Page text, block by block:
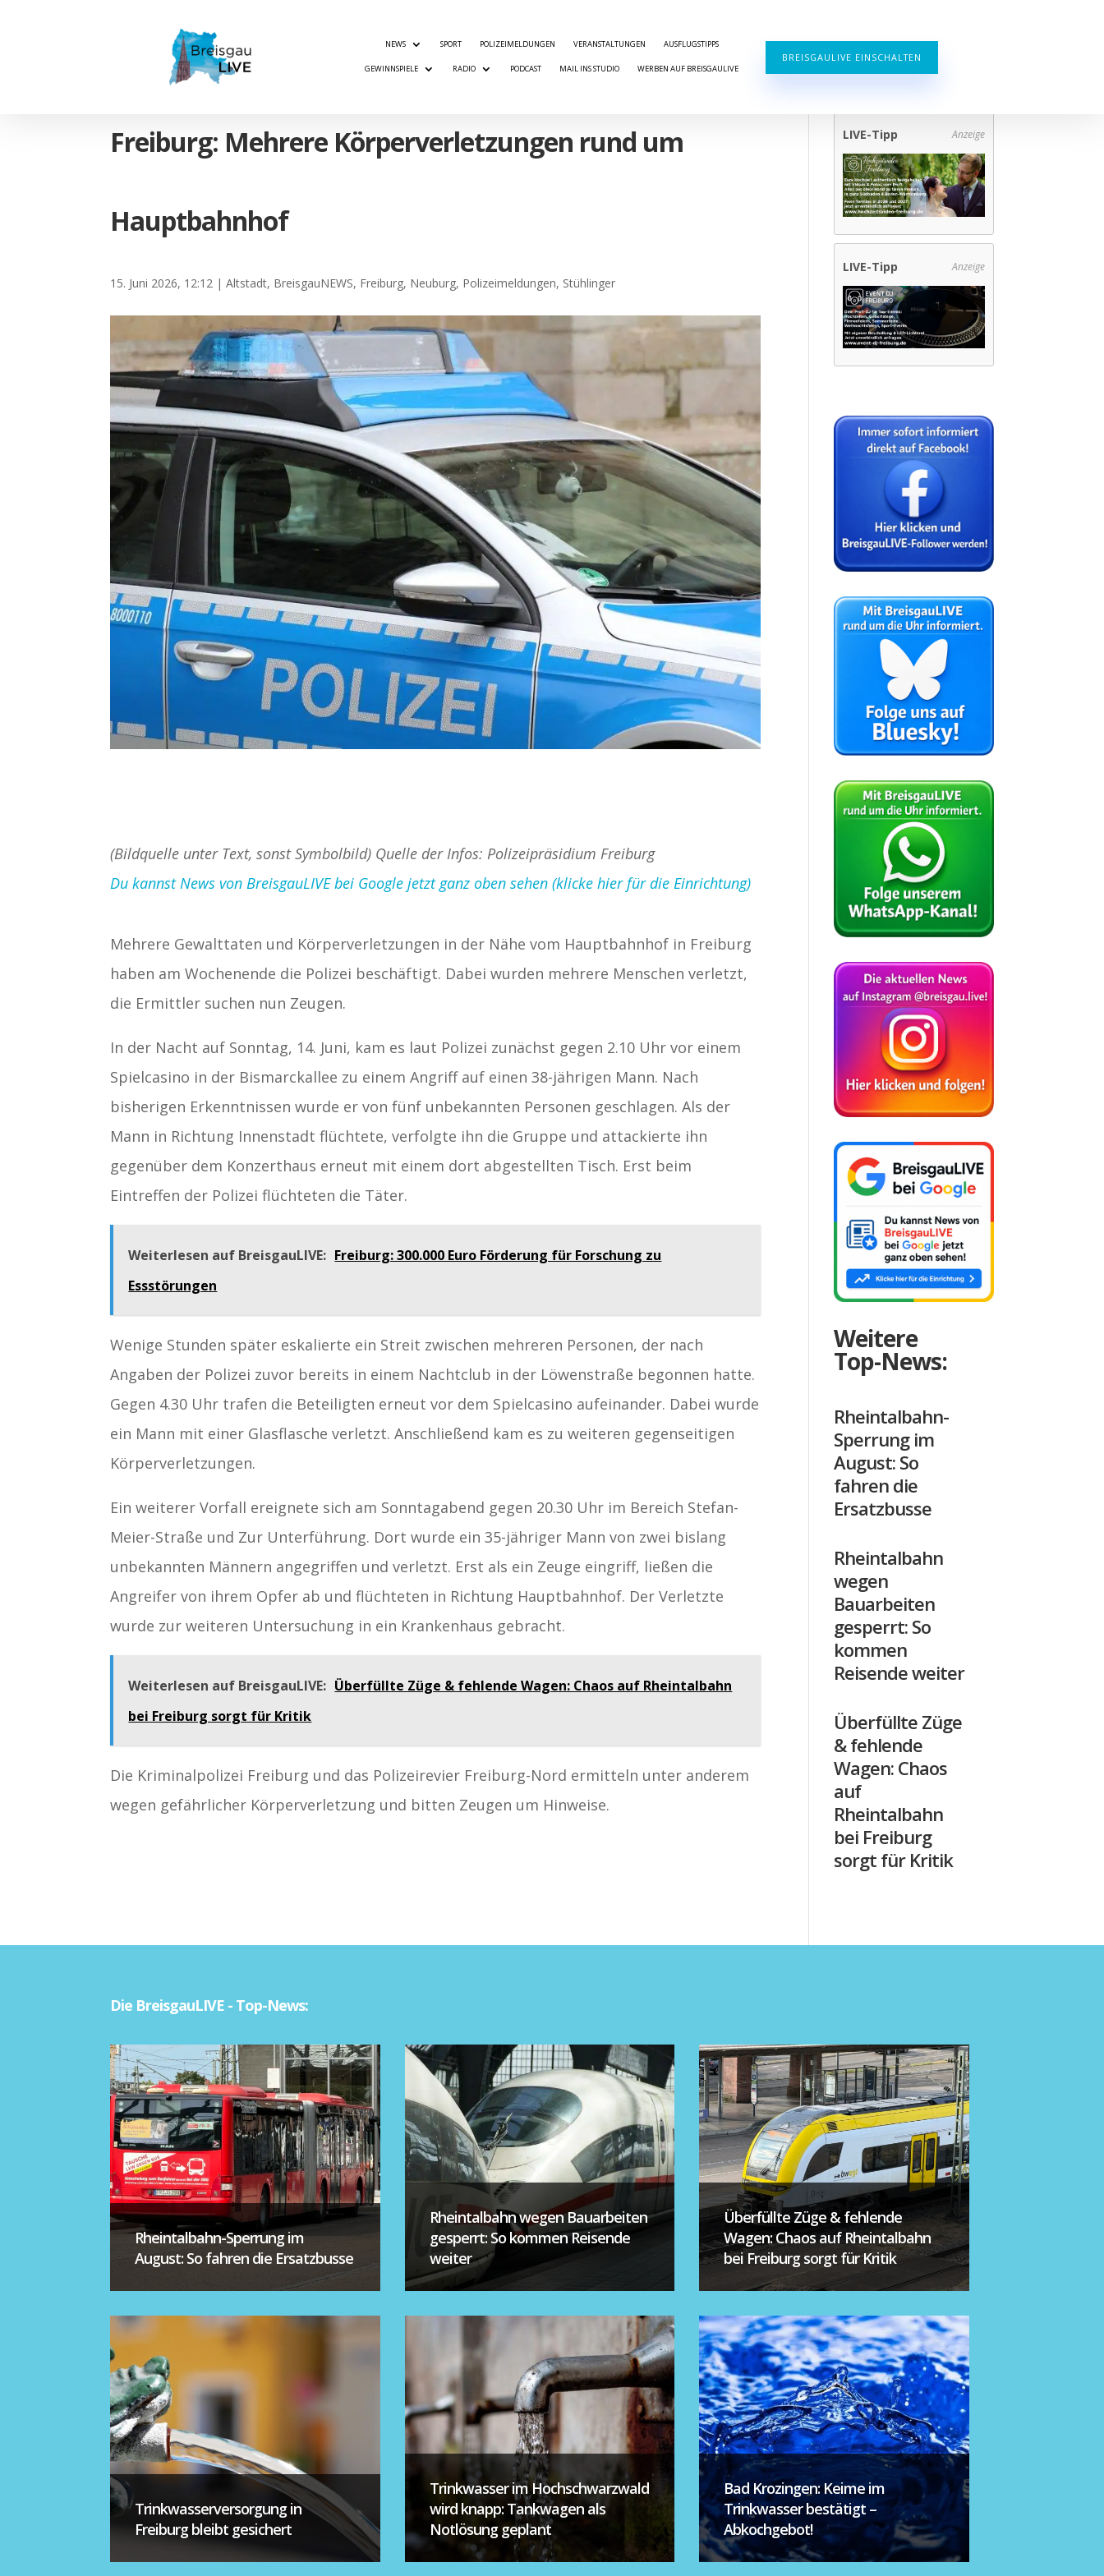
NEWS SPORT POLIZEIMELDUNGEN VERANSTALTUNGEN AUSFLUGSTIPPS
GEWINNSPIELE RADIO PODCAST MAIL INS STUDIO WERBEN AUF BREISGAULIVE
BREISGAULIVE EINSCHALTEN
Freiburg: Mehrere Körperverletzungen rund um
Hauptbahnhof
15. Juni 2026, 12:12 |Altstadt, BreisgauNEWS, Freiburg, Neuburg, Polizeimeldungen, Stühlinger
(Bildquelle unter Text, sonst Symbolbild) Quelle der Infos: Polizeipräsidium Freiburg
Du kannst News von BreisgauLIVE bei Google jetzt ganz oben sehen (klicke hier für die Einrichtung)
Mehrere Gewalttaten und Körperverletzungen in der Nähe vom Hauptbahnhof in Freiburg
haben am Wochenende die Polizei beschäftigt. Dabei wurden mehrere Menschen verletzt,
die Ermittler suchen nun Zeugen.
In der Nacht auf Sonntag, 14. Juni, kam es laut Polizei zunächst gegen 2.10 Uhr vor einem
Spielcasino in der Bismarckallee zu einem Angriff auf einen 38-jährigen Mann. Nach
bisherigen Erkenntnissen wurde er von fünf unbekannten Personen geschlagen. Als der
Mann in Richtung Innenstadt flüchtete, verfolgte ihn die Gruppe und attackierte ihn
gegenüber dem Konzerthaus erneut mit einem dort abgestellten Tisch. Erst beim
Eintreffen der Polizei flüchteten die Täter.
Weiterlesen auf BreisgauLIVE: Freiburg: 300.000 Euro Förderung für Forschung zu
Essstörungen
Wenige Stunden später eskalierte ein Streit zwischen mehreren Personen, der nach
Angaben der Polizei zuvor bereits in einem Nachtclub in der Löwenstraße begonnen hatte.
Gegen 4.30 Uhr trafen die Beteiligten erneut vor dem Spielcasino aufeinander. Dabei wurde
ein Mann mit einer Glasflasche verletzt. Anschließend kam es zu weiteren gegenseitigen
Körperverletzungen.
Ein weiterer Vorfall ereignete sich am Sonntagabend gegen 20.30 Uhr im Bereich Stefan-
Meier-Straße und Zur Unterführung. Dort wurde ein 35-jähriger Mann von zwei bislang
unbekannten Männern angegriffen und verletzt. Erst als ein Zeuge eingriff, ließen die
Angreifer von ihrem Opfer ab und flüchteten in Richtung Hauptbahnhof. Der Verletzte
wurde zur weiteren Untersuchung in ein Krankenhaus gebracht.
Weiterlesen auf BreisgauLIVE: Überfüllte Züge & fehlende Wagen: Chaos auf Rheintalbahn
bei Freiburg sorgt für Kritik
Die Kriminalpolizei Freiburg und das Polizeirevier Freiburg-Nord ermitteln unter anderem
wegen gefährlicher Körperverletzung und bitten Zeugen um Hinweise.
LIVE-Tipp Anzeige
LIVE-Tipp Anzeige
Weitere
Top-News:
Rheintalbahn-
Sperrung im
August: So
fahren die
Ersatzbusse
Rheintalbahn
wegen
Bauarbeiten
gesperrt: So
kommen
Reisende weiter
Überfüllte Züge
& fehlende
Wagen: Chaos
auf
Rheintalbahn
bei Freiburg
sorgt für Kritik
Die BreisgauLIVE - Top-News:
Rheintalbahn-Sperrung im
August: So fahren die Ersatzbusse
Rheintalbahn wegen Bauarbeiten
gesperrt: So kommen Reisende
weiter
Überfüllte Züge & fehlende
Wagen: Chaos auf Rheintalbahn
bei Freiburg sorgt für Kritik
Trinkwasserversorgung in
Freiburg bleibt gesichert
Trinkwasser im Hochschwarzwald
wird knapp: Tankwagen als
Notlösung geplant
Bad Krozingen: Keime im
Trinkwasser bestätigt –
Abkochgebot!